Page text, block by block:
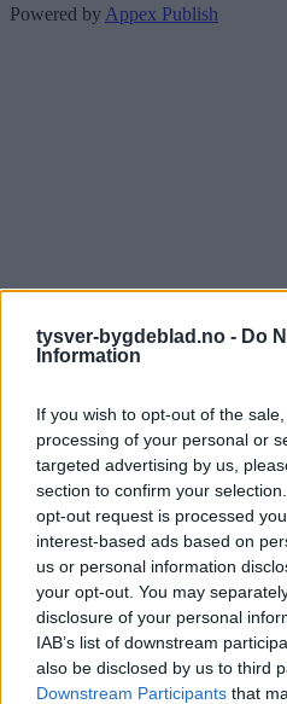
tysver-bygdeblad.no - Do
Information
If you wish to opt-out of the
processing of your personal or
targeted advertising by us,
section to confirm your
opt-out request is processed
interest-based ads based on
us or personal information
your opt-out. You may
disclosure of your personal
IAB’s list of downstream
also be disclosed by us to third
Downstream Participants that
Powered by Appex Publish